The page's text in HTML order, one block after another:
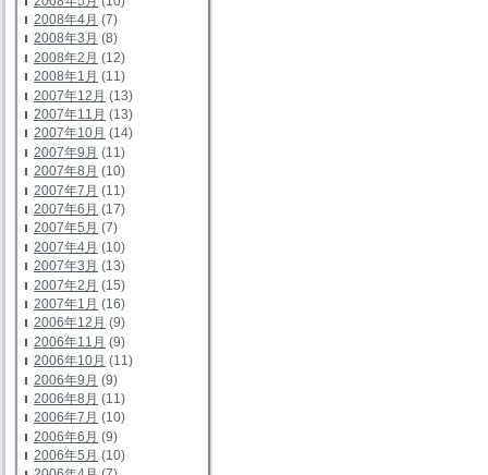
2008年4月 (7)
2008年3月 (8)
2008年2月 (12)
2008年1月 (11)
2007年12月 (13)
2007年11月 (13)
2007年10月 (14)
2007年9月 (11)
2007年8月 (10)
2007年7月 (11)
2007年6月 (17)
2007年5月 (7)
2007年4月 (10)
2007年3月 (13)
2007年2月 (15)
2007年1月 (16)
2006年12月 (9)
2006年11月 (9)
2006年10月 (11)
2006年9月 (9)
2006年8月 (11)
2006年7月 (10)
2006年6月 (9)
2006年5月 (10)